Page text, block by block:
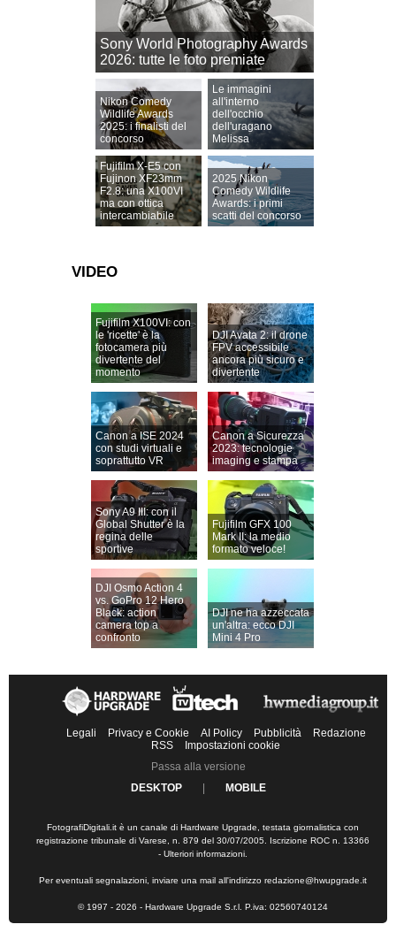
Sony World Photography Awards
2026: tutte le foto premiate
Nikon Comedy
Wildlife Awards
2025: i finalisti del
concorso
Le immagini
all'interno
dell'occhio
dell'uragano
Melissa
Fujifilm X-E5 con
Fujinon XF23mm
F2.8: una X100VI
ma con ottica
intercambiabile
2025 Nikon
Comedy Wildlife
Awards: i primi
scatti del concorso
VIDEO
Fujifilm X100VI: con
le 'ricette' è la
fotocamera più
divertente del
momento
DJI Avata 2: il drone
FPV accessibile
ancora più sicuro e
divertente
Canon a ISE 2024
con studi virtuali e
soprattutto VR
Canon a Sicurezza
2023: tecnologie
imaging e stampa
Sony A9 III: con il
Global Shutter è la
regina delle
sportive
Fujifilm GFX 100
Mark II: la medio
formato veloce!
DJI Osmo Action 4
vs. GoPro 12 Hero
Black: action
camera top a
confronto
DJI ne ha azzeccata
un'altra: ecco DJI
Mini 4 Pro
Legali Privacy e Cookie AI Policy Pubblicità
Redazione
RSS
Impostazioni cookie
Passa alla versione
DESKTOP
MOBILE
FotografiDigitali.it è un canale di Hardware Upgrade, testata giornalistica con
registrazione tribunale di Varese, n. 879 del 30/07/2005. Iscrizione ROC n. 13366
- Ulteriori informazioni.
Per eventuali segnalazioni, inviare una mail all'indirizzo redazione@hwupgrade.it
© 1997 - 2026 - Hardware Upgrade S.r.l. P.iva: 02560740124